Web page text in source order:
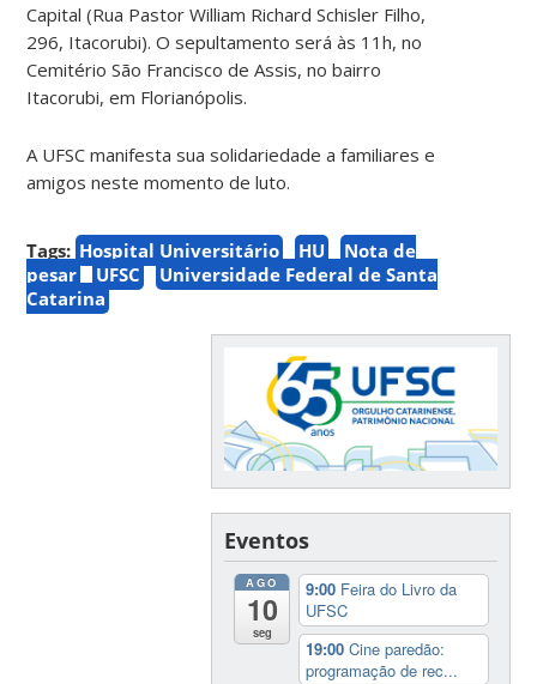
Capital (Rua Pastor William Richard Schisler Filho,
296, Itacorubi). O sepultamento será às 11h, no
Cemitério São Francisco de Assis, no bairro
Itacorubi, em Florianópolis.
A UFSC manifesta sua solidariedade a familiares e
amigos neste momento de luto.
Tags: Hospital Universitário HU
Nota de
pesar
UFSC
Universidade Federal de Santa
Catarina
Eventos
AGO
10
seg
9:00 Feira do Livro da
UFSC
19:00Cine paredão:
programação de rec...